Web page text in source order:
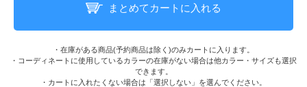
まとめてカートに入れる
・在庫がある商品(予約商品は除く)のみカートに入ります。
・コーディネートに使用しているカラーの在庫がない場合は他カラー・サイズも選択
できます。
・カートに入れたくない場合は「選択しない」を選んでください。